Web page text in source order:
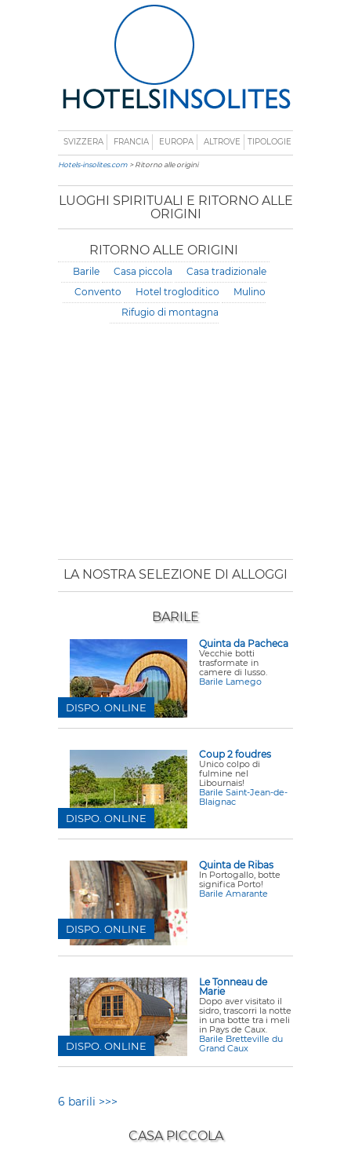
SVIZZERA FRANCIA EUROPA ALTROVE TIPOLOGIE
Hotels-insolites.com > Ritorno alle origini
LUOGHI SPIRITUALI E RITORNO ALLE
ORIGINI
RITORNO ALLE ORIGINI
Barile Casa piccola
Casa tradizionale
Convento
Hotel trogloditico
Mulino
Rifugio di montagna
LA NOSTRA SELEZIONE DI ALLOGGI
BARILE
Quinta da Pacheca
Vecchie botti
trasformate in
camere di lusso.
Barile Lamego
DISPO. ONLINE
Coup 2 foudres
Unico colpo di
fulmine nel
Libournais!
Barile Saint-Jean-de-
Blaignac
DISPO. ONLINE
Quinta de Ribas
In Portogallo, botte
significa Porto!
Barile Amarante
DISPO. ONLINE
Le Tonneau de
Marie
Dopo aver visitato il
sidro, trascorri la notte
in una botte tra i meli
in Pays de Caux.
Barile Bretteville du
Grand Caux
DISPO. ONLINE
6 barili >>>
CASA PICCOLA